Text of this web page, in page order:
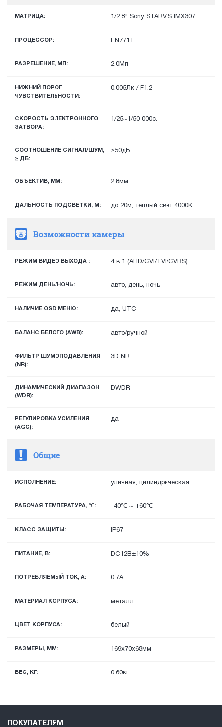
МАТРИЦА: 1/2.8" Sony STARVIS IMX307
ПРОЦЕССОР: EN771T
РАЗРЕШЕНИЕ, МП: 2.0Мп
НИЖНИЙ ПОРОГ
ЧУВСТВИТЕЛЬНОСТИ:
0.005Лк / F1.2
СКОРОСТЬ ЭЛЕКТРОННОГО
ЗАТВОРА:
1/25~1/50 000с.
СООТНОШЕНИЕ СИГНАЛ/ШУМ,
≥ ДБ:
≥50дБ
ОБЪЕКТИВ, ММ: 2.8мм
ДАЛЬНОСТЬ ПОДСВЕТКИ, М: до 20м, теплый свет 4000К
Возможности камеры
РЕЖИМ ВИДЕО ВЫХОДА : 4 в 1 (AHD/CVI/TVI/CVBS)
РЕЖИМ ДЕНЬ/НОЧЬ: авто, день, ночь
НАЛИЧИЕ OSD МЕНЮ: да, UTC
БАЛАНС БЕЛОГО (AWB): авто/ручной
ФИЛЬТР ШУМОПОДАВЛЕНИЯ
(NR):
3D NR
ДИНАМИЧЕСКИЙ ДИАПАЗОН
(WDR):
DWDR
РЕГУЛИРОВКА УСИЛЕНИЯ
(AGC):
да
Общие
ИСПОЛНЕНИЕ: уличная, цилиндрическая
РАБОЧАЯ ТЕМПЕРАТУРА, ℃: -40℃ ~ +60℃
КЛАСС ЗАЩИТЫ: IP67
ПИТАНИЕ, В: DC12В±10%
ПОТРЕБЛЯЕМЫЙ ТОК, А: 0.7А
МАТЕРИАЛ КОРПУСА: металл
ЦВЕТ КОРПУСА: белый
РАЗМЕРЫ, ММ: 169x70х68мм
ВЕС, КГ: 0.60кг
ПОКУПАТЕЛЯМ